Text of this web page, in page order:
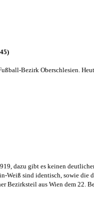
Bezirk Oberschlesien.
dazu gibt es keinen
Weiß sind identisch, sowie die
Bezirksteil aus Wien dem 22.